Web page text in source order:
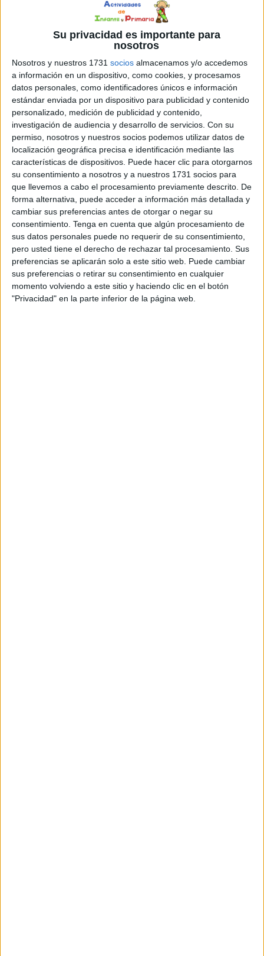
Su privacidad es importante para
nosotros
Nosotros y nuestros 1731 socios almacenamos y/o accedemos
a información en un dispositivo, como cookies, y procesamos
datos personales, como identificadores únicos e información
estándar enviada por un dispositivo para publicidad y contenido
personalizado, medición de publicidad y contenido,
investigación de audiencia y desarrollo de servicios. Con su
permiso, nosotros y nuestros socios podemos utilizar datos de
localización geográfica precisa e identificación mediante las
características de dispositivos. Puede hacer clic para otorgarnos
su consentimiento a nosotros y a nuestros 1731 socios para
que llevemos a cabo el procesamiento previamente descrito. De
forma alternativa, puede acceder a información más detallada y
cambiar sus preferencias antes de otorgar o negar su
consentimiento. Tenga en cuenta que algún procesamiento de
sus datos personales puede no requerir de su consentimiento,
pero usted tiene el derecho de rechazar tal procesamiento. Sus
preferencias se aplicarán solo a este sitio web. Puede cambiar
sus preferencias o retirar su consentimiento en cualquier
momento volviendo a este sitio y haciendo clic en el botón
"Privacidad" en la parte inferior de la página web.
Mi diario emocional
vacaciones